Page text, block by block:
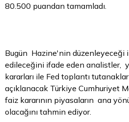
80.500 puandan tamamladı.
Bugün Hazine'nin düzenleyeceği
edileceğini ifade eden analistler,
kararları ile Fed toplantı
açıklanacak Türkiye Cumhuriyet
faiz kararının piyasaların ana
olacağını tahmin ediyor.